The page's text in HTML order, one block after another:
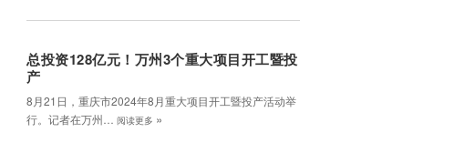
总投资128亿元！万州3个重大项目开工暨投
产
8月21日，重庆市2024年8月重大项目开工暨投产活动举
行。记者在万州…
阅读更多 »